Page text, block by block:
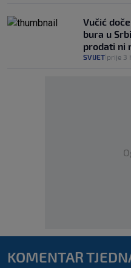
Vučić
bura u
prodati ni
SVIJET prije 3
KOMENTAR